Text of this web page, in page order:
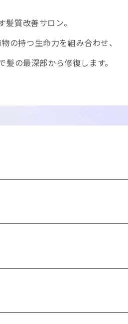
質改善サロン。
の持つ生命力を組み合わせ、
髪の最深部から修復します。